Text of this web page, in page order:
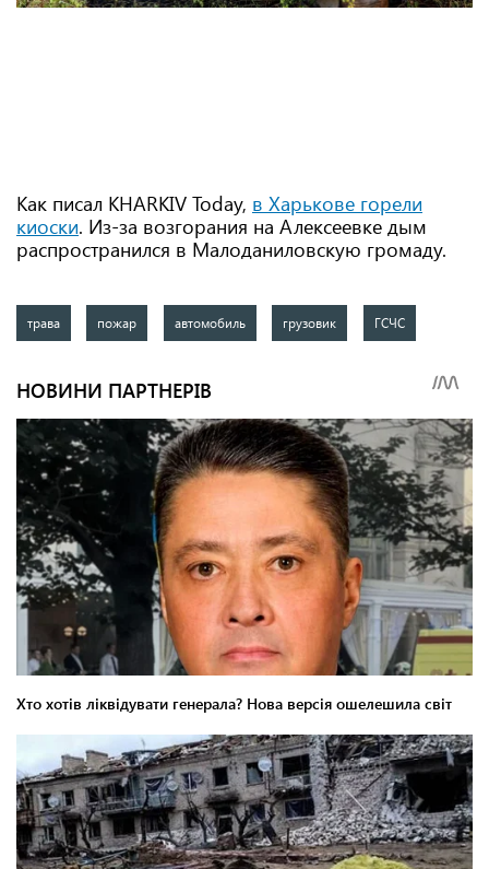
Как писал KHARKIV Today, в Харькове горели
киоски. Из-за возгорания на Алексеевке дым
распространился в Малоданиловскую громаду.
трава пожар автомобиль грузовик ГСЧС